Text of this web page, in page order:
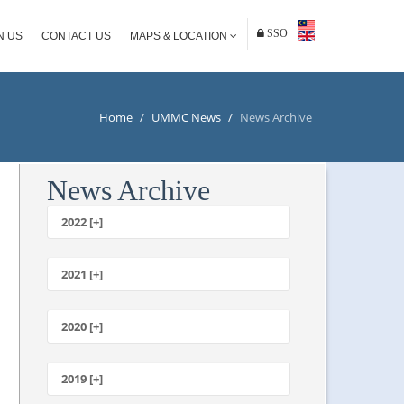
US CONTACT US MAPS & LOCATION SSO
Home / UMMC News / News Archive
News Archive
2022 [+]
2021 [+]
October
July
2020 [+]
January
2019 [+]